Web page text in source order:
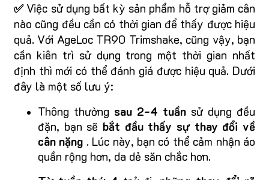
✅ Việc sử dụng bất kỳ sản phẩm hỗ trợ giảm cân
nào cũng đều cần có thời gian để thấy được hiệu
quả. Với AgeLoc TR90 Trimshake, cũng vậy, bạn
cần kiên trì sử dụng trong một thời gian nhất
định thì mới có thể đánh giá được hiệu quả. Dưới
đây là một số lưu ý:
Thông thường sau 2-4 tuần sử dụng đều
đặn, bạn sẽ bắt đầu thấy sự thay đổi về
cân nặng . Lúc này, bạn có thể cảm nhận áo
quần rộng hơn, da dẻ săn chắc hơn.